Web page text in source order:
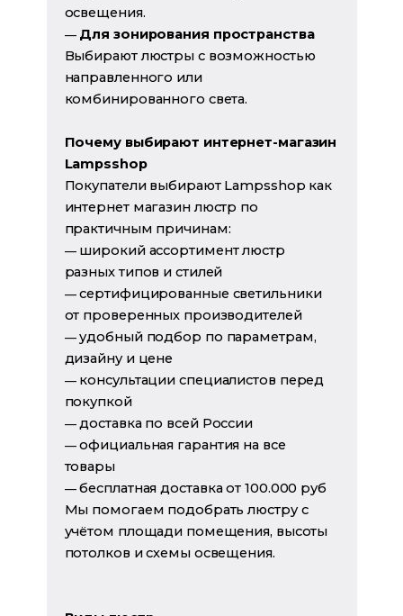
освещения.
— Для зонирования пространства
Выбирают люстры с возможностью
направленного или
комбинированного света.
Почему выбирают интернет-магазин
Lampsshop
Покупатели выбирают Lampsshop как
интернет магазин люстр по
практичным причинам:
— широкий ассортимент люстр
разных типов и стилей
—сертифицированные светильники
от проверенных производителей
—удобный подбор по параметрам,
дизайну и цене
— консультации специалистов перед
покупкой
— доставка по всей России
—официальная гарантия на все
товары
—бесплатная доставка от 100.000 руб
Мы помогаем подобрать люстру с
учётом площади помещения, высоты
потолков и схемы освещения.